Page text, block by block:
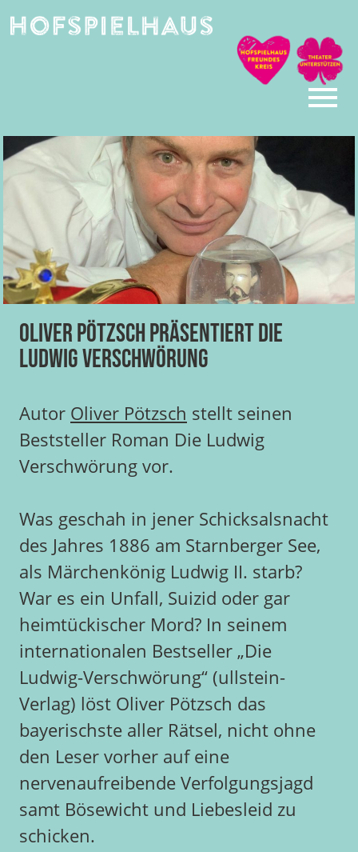
Oliver Pötzsch präsentiert die
Ludwig Verschwörung
Autor Oliver Pötzsch stellt seinen
Beststeller Roman Die Ludwig
Verschwörung vor.
Was geschah in jener Schicksalsnacht
des Jahres 1886 am Starnberger See,
als Märchenkönig Ludwig II. starb?
War es ein Unfall, Suizid oder gar
heimtückischer Mord? In seinem
internationalen Bestseller „Die
Ludwig-Verschwörung“ (ullstein-
Verlag) löst Oliver Pötzsch das
bayerischste aller Rätsel, nicht ohne
den Leser vorher auf eine
nervenaufreibende Verfolgungsjagd
samt Bösewicht und Liebesleid zu
schicken.